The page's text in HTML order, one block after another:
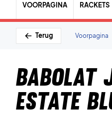
VOORPAGINA RACKETS
Terug Voorpagina
Babolat
Estate